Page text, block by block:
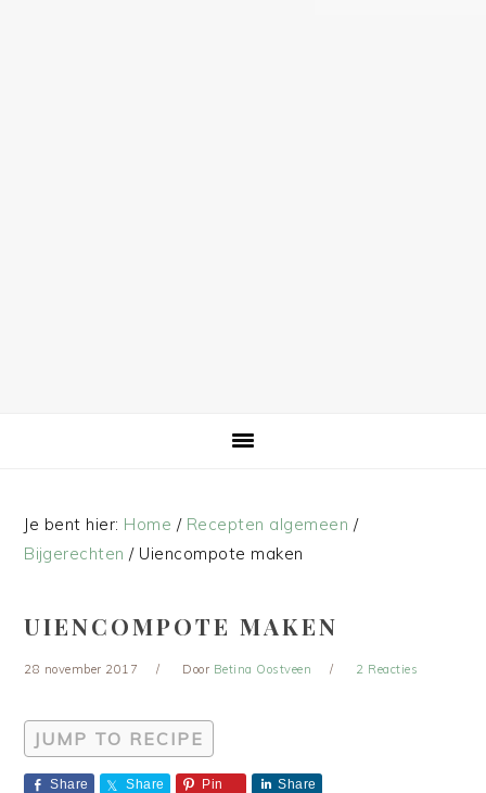
Je bent hier: Home / Recepten algemeen /
Bijgerechten /Uiencompote maken
UIENCOMPOTE MAKEN
28 november 2017 Door Betina Oostveen 2 Reacties
JUMP TO RECIPE
Share Share Pin Share